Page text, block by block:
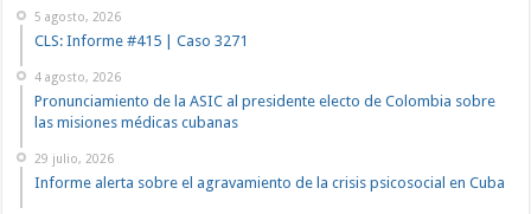
5 agosto, 2026
CLS: Informe #415 | Caso 3271
4 agosto, 2026
Pronunciamiento de la ASIC al presidente electo de Colombia sobre
las misiones médicas cubanas
29 julio, 2026
Informe alerta sobre el agravamiento de la crisis psicosocial en Cuba